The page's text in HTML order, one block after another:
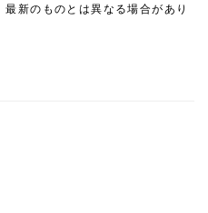
新のものとは異なる場合があり